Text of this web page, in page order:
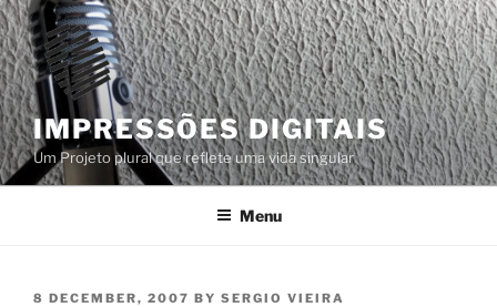
Skip
to
content
IMPRESSÕES DIGITAIS
Um Projeto plural que reflete uma vida singular
Menu
POSTED
8 DECEMBER, 2007 BY SERGIO VIEIRA